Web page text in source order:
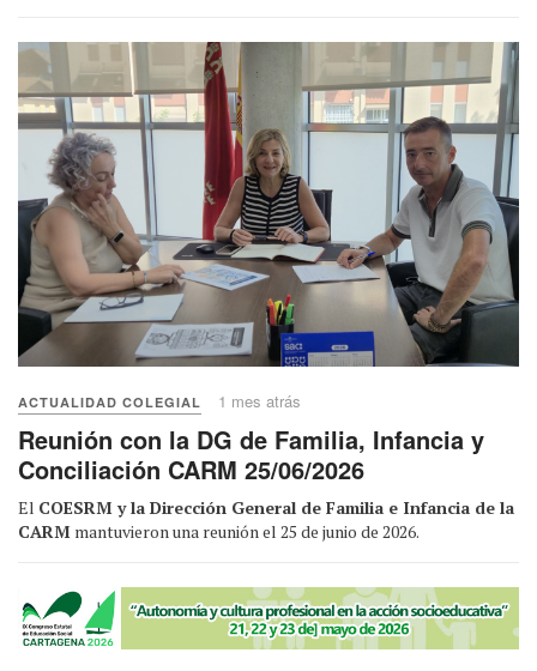
ACTUALIDAD COLEGIAL 1 mes atrás
Reunión con la DG de Familia, Infancia y
Conciliación CARM 25/06/2026
El COESRM y la Dirección General de Familia e Infancia de la
CARM mantuvieron una reunión el 25 de junio de 2026.